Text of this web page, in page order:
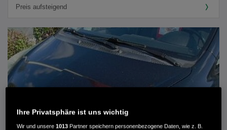
Ihre Privatsphäre ist uns wichtig
Wir und unsere1013 Partner speichern personenbezogene Daten, wie z. B.